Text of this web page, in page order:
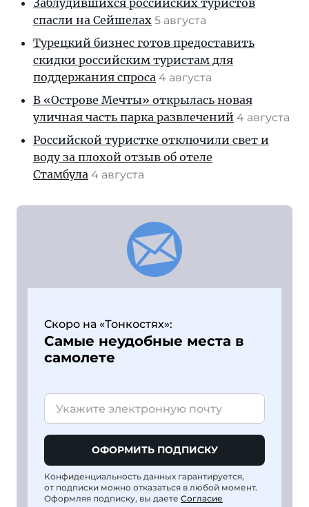
Заблудившихся российских туристов
спасли на Сейшелах 5 августа
Турецкий бизнес готов предоставить
скидки российским туристам для
поддержания спроса 4 августа
В «Острове Мечты» открылась новая
уличная часть парка развлечений 4 августа
Российской туристке отключили свет и
воду за плохой отзыв об отеле
Стамбула 4 августа
Скоро на «Тонкостях»:
Самые неудобные места в
самолете
ОФОРМИТЬ ПОДПИСКУ
Конфиденциальность данных гарантируется,
от подписки можно отказаться в любой момент.
Оформляя подписку, вы даете Согласие